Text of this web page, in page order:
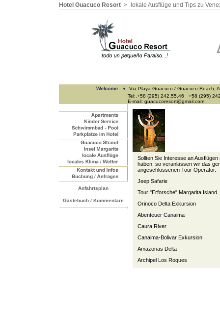
Hotel Guacuco Resort > lokale Ausflüge und Tips zu
Via Playa Guacuco / Guacuco Beach,
Tel:.+58 (295) 242.55.46 +58 (295)
E-mail: guacucoresort@gmail.com
Anfahrtsplan
Gästebuch / Kommentare
Sollten Sie Interesse an
haben, so veranlassen wir das
angeschlossenen Tour Operator.
Jeep Safarie
Tour "Erforsche" Margarita Island
Orinoco Delta Exkursion
Abenteuer Canaima
Caura River
Canaima-Bolivar Exkursion
Amazonas Delta
Archipel Los Roques